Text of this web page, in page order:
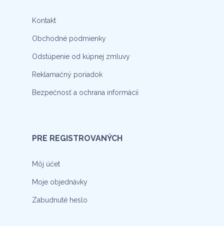
Kontakt
Obchodné podmienky
Odstúpenie od kúpnej zmluvy
Reklamačný poriadok
Bezpečnosť a ochrana informácií
PRE REGISTROVANÝCH
Môj účet
Moje objednávky
Zabudnuté heslo